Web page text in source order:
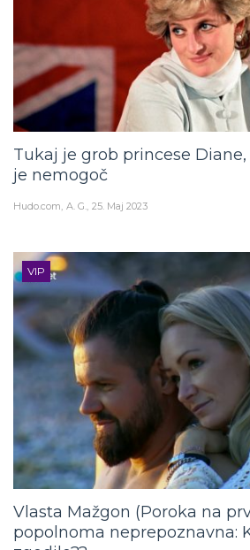
Tukaj je grob princese
je nemogoč
Hudo.com A. G. 25. Maj 2023
VIP
Vlasta Mažgon (Poroka na
popolnoma neprepoznavna: